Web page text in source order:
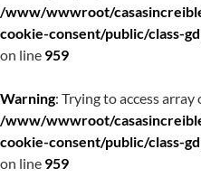
/www/wwwroot/
cookie-consent/public/class-
on line 959
Warning: Trying to access
/www/wwwroot/
cookie-consent/public/class-
on line 959